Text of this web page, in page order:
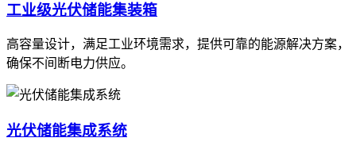
工业级光伏储能集装箱
高容量设计，满足工业环境需求，提供可靠的能源解决方案，
确保不间断电力供应。
光伏储能集成系统